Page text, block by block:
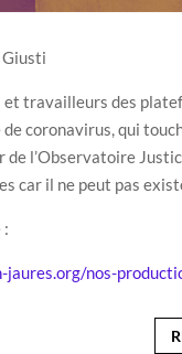
Giusti
travailleurs des
de coronavirus, qui
de l’Observatoire
car il ne peut pas
:
nos-